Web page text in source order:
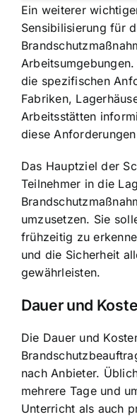
Ein weiterer
Sensibilisierung für
die spezifischen
Fabriken,
Arbeitsstätten
diese
Das Hauptziel der
Teilnehmer in die
umzusetzen. Sie
frühzeitig zu
und die Sicherheit
gewährleisten.
Dauer und
Die Dauer und
nach Anbieter.
mehrere Tage und
Unterricht als auch